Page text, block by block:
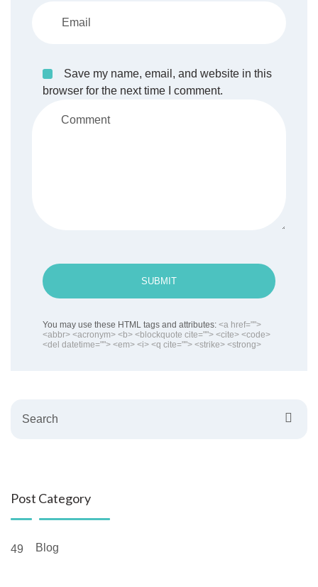
Save my name, email, and website in this
browser for the next time I comment.
SUBMIT
You may use these HTML tags and attributes: <a href="">
<abbr> <acronym> <b> <blockquote cite=""> <cite> <code>
<del datetime=""> <em> <i> <q cite=""> <strike> <strong>
Post Category
49 Blog